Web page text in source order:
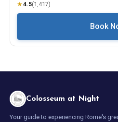
★4.5(1,417)
Book
Colosseum at Night
Your guide to experiencing Rome's